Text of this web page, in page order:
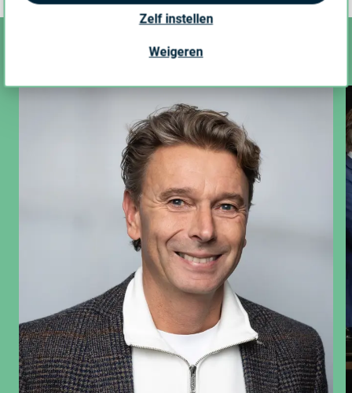
Zelf instellen
Weigeren
Ook interessant